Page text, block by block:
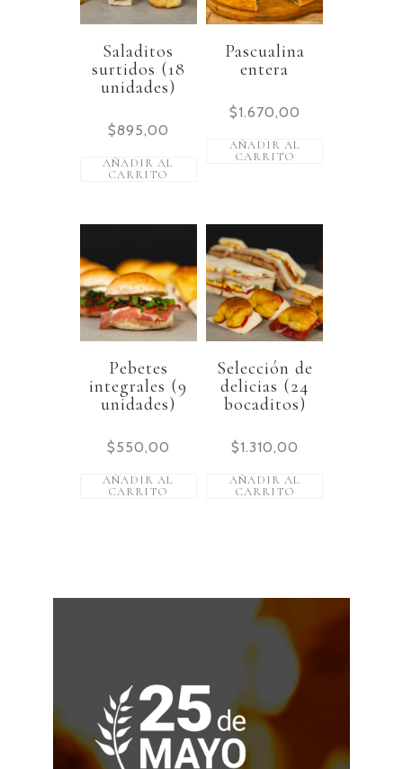
Saladitos
surtidos (18
unidades)
$895,00
AÑADIR AL
CARRITO
Pascualina
entera
$1.670,00
AÑADIR AL
CARRITO
Pebetes
integrales (9
unidades)
$550,00
AÑADIR AL
CARRITO
Selección de
delicias (24
bocaditos)
$1.310,00
AÑADIR AL
CARRITO